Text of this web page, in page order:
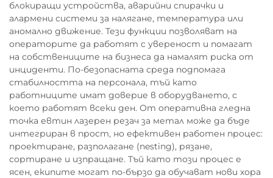
блокиращи устройства, аварийни спирачки и
алармени системи за налягане, температура или
аномално движение. Тези функции позволяват на
операторите да работят с увереност и помагат
на собствениците на бизнеса да намалят риска от
инциденти. По-безопасната среда подпомага
стабилността на персонала, тъй като
работниците имат доверие в оборудването, с
което работят всеки ден. От оперативна гледна
точка евтин лазерен резач за метал може да бъде
интегриран в прост, но ефективен работен процес:
проектиране, разполагане (nesting), рязане,
сортиране и изпращане. Тъй като този процес е
ясен, екипите могат по-бързо да обучават нови хора